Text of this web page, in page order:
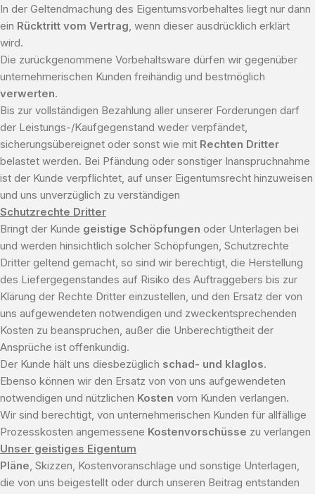
In der Geltendmachung des Eigentumsvorbehaltes liegt nur dann
ein Rücktritt vom Vertrag, wenn dieser ausdrücklich erklärt
wird.
Die zurückgenommene Vorbehaltsware dürfen wir gegenüber
unternehmerischen Kunden freihändig und bestmöglich
verwerten.
Bis zur vollständigen Bezahlung aller unserer Forderungen darf
der Leistungs-/Kaufgegenstand weder verpfändet,
sicherungsübereignet oder sonst wie mit Rechten Dritter
belastet werden. Bei Pfändung oder sonstiger Inanspruchnahme
ist der Kunde verpflichtet, auf unser Eigentumsrecht hinzuweisen
und uns unverzüglich zu verständigen
Schutzrechte Dritter
Bringt der Kunde geistige Schöpfungen oder Unterlagen bei
und werden hinsichtlich solcher Schöpfungen, Schutzrechte
Dritter geltend gemacht, so sind wir berechtigt, die Herstellung
des Liefergegenstandes auf Risiko des Auftraggebers bis zur
Klärung der Rechte Dritter einzustellen, und den Ersatz der von
uns aufgewendeten notwendigen und zweckentsprechenden
Kosten zu beanspruchen, außer die Unberechtigtheit der
Ansprüche ist offenkundig.
Der Kunde hält uns diesbezüglich schad- und klaglos.
Ebenso können wir den Ersatz von von uns aufgewendeten
notwendigen und nützlichen Kosten vom Kunden verlangen.
Wir sind berechtigt, von unternehmerischen Kunden für allfällige
Prozesskosten angemessene Kostenvorschüsse zu verlangen
Unser geistiges Eigentum
Pläne, Skizzen, Kostenvoranschläge und sonstige Unterlagen,
die von uns beigestellt oder durch unseren Beitrag entstanden